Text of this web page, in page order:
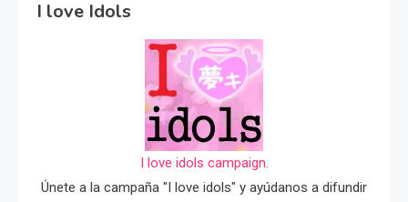
I love Idols
I love idols campaign.
Únete a la campaña "I love idols" y ayúdanos a difundir